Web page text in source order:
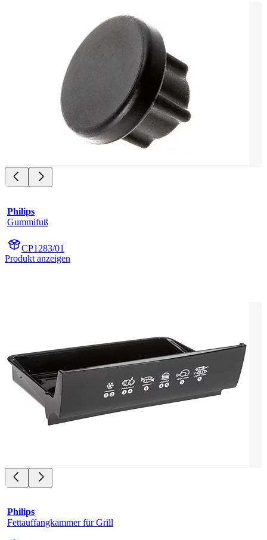
Philips
Gummifuß
CP1283/01
Produkt anzeigen
Philips
Fettauffangkammer für Grill